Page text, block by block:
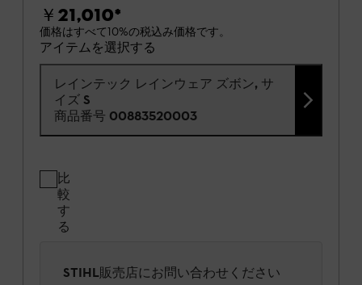
￥21,010*
価格はすべて10%の税込み価格です。
アイテムを選択する
レインテック レインウェア ズボン, サ
イズ S
商品番号 00883520003
比
較
す
る
STIHL販売店にお問い合わせください